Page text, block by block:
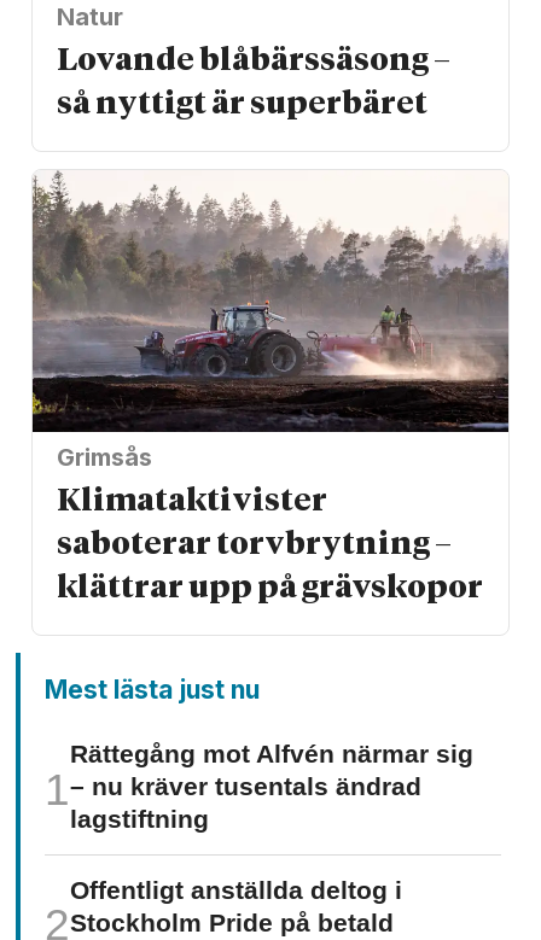
Natur
Lovande blåbärssäsong –
så nyttigt är superbäret
Grimsås
Klimat­aktivister
saboterar torv­brytning –
klättrar upp på gräv­skopor
Mest lästa just nu
Rättegång mot Alfvén närmar sig
– nu kräver tusentals ändrad
lagstiftning
Offentligt anställda deltog i
Stockholm Pride på betald